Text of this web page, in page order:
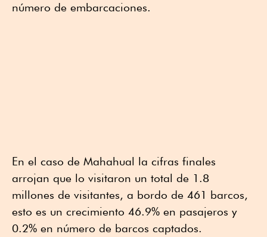
número de embarcaciones.
En el caso de Mahahual la cifras finales
arrojan que lo visitaron un total de 1.8
millones de visitantes, a bordo de 461 barcos,
esto es un crecimiento 46.9% en pasajeros y
0.2% en número de barcos captados.